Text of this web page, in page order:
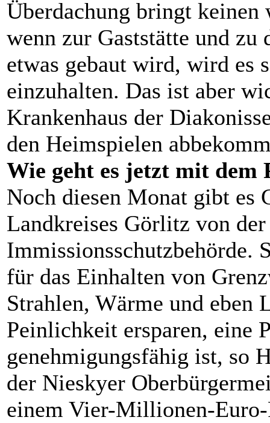
Überdachung bringt keinen
wenn zur Gaststätte und zu
etwas gebaut wird, wird es
einzuhalten. Das ist aber
Krankenhaus der
den Heimspielen
Wie geht es jetzt mit dem
Noch diesen Monat gibt es
Landkreises Görlitz von
Immissionsschutzbehörde.
für das Einhalten von
Strahlen, Wärme und eben
Peinlichkeit ersparen, eine
genehmigungsfähig ist, so
der Nieskyer
einem Vier-Millionen-